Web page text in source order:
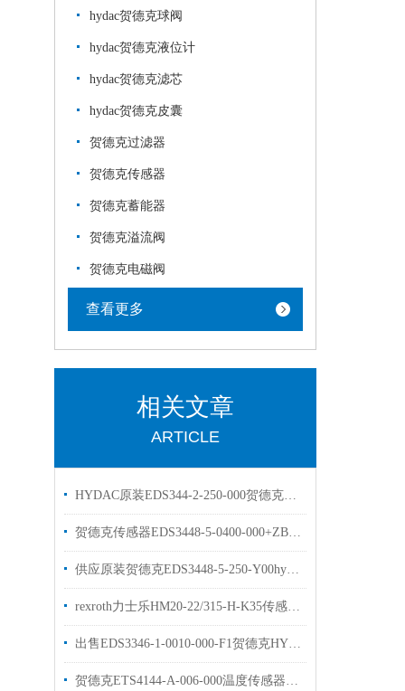
hydac贺德克球阀
hydac贺德克液位计
hydac贺德克滤芯
hydac贺德克皮囊
贺德克过滤器
贺德克传感器
贺德克蓄能器
贺德克溢流阀
贺德克电磁阀
查看更多
相关文章
ARTICLE
HYDAC原装EDS344-2-250-000贺德克压力开关
贺德克传感器EDS3448-5-0400-000+ZBE08+ZBM3000HYDAC现货库存
供应原装贺德克EDS3448-5-250-Y00hydac压力传感器
rexroth力士乐HM20-22/315-H-K35传感器原装现货
出售EDS3346-1-0010-000-F1贺德克HYDAC传感器
贺德克ETS4144-A-006-000温度传感器库存出售